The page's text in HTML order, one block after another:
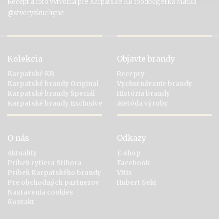
@stvoryzkuchyne
Kolekcia
Karpatské KB
Karpatské brandy Original
Karpatské brandy Špeciál
Karpatské brandy Exclusive
Objavte brandy
Recepty
Vychutnávanie brandy
História brandy
Metóda výroby
O nás
Aktuality
Príbeh rytiera Stibora
Príbeh Karpatského brandy
Pre obchodných partnerov
Nastavenia cookies
Kontakt
Odkazy
E-shop
Facebook
Vitis
Hubert Sekt